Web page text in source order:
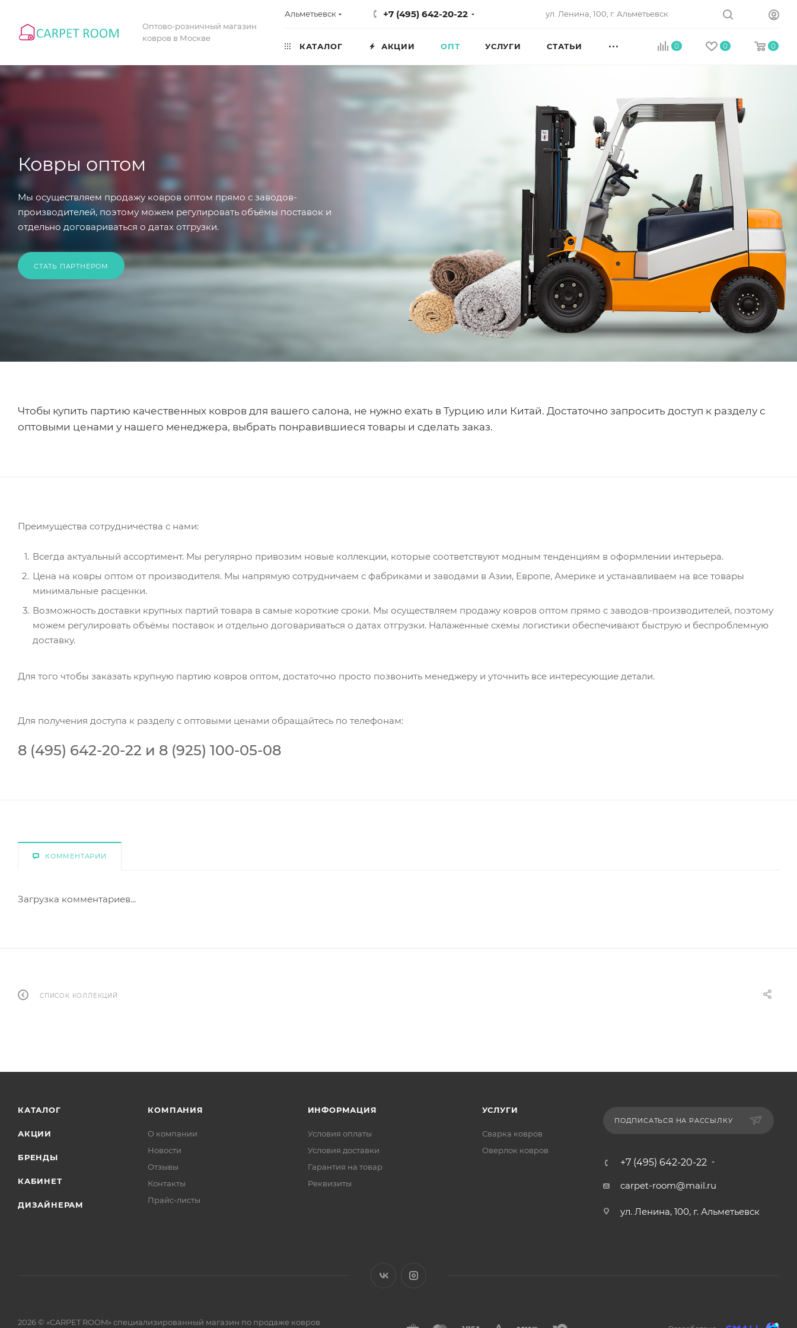
Оптово-розничный магазин
ковров в Москве
Альметьевск +7 (495) 642-20-22 ул. Ленина, 100, г. Альметьевск
0 0 0
КАТАЛОГ АКЦИИ ОПТ УСЛУГИ СТАТЬИ
Ковры оптом
Мы осуществляем продажу ковров оптом прямо с заводов-
производителей, поэтому можем регулировать объёмы поставок и
отдельно договариваться о датах отгрузки.
СТАТЬ ПАРТНЕРОМ
Чтобы купить партию качественных ковров для вашего салона, не нужно ехать в Турцию или Китай. Достаточно запросить доступ к разделу с
оптовыми ценами у нашего менеджера, выбрать понравившиеся товары и сделать заказ.
Преимущества сотрудничества с нами:
Всегда актуальный ассортимент. Мы регулярно привозим новые коллекции, которые соответствуют модным тенденциям в оформлении интерьера.
Цена на ковры оптом от производителя. Мы напрямую сотрудничаем с фабриками и заводами в Азии, Европе, Америке и устанавливаем на все товары
минимальные расценки.
Возможность доставки крупных партий товара в самые короткие сроки. Мы осуществляем продажу ковров оптом прямо с заводов-производителей, поэтому
можем регулировать объёмы поставок и отдельно договариваться о датах отгрузки. Налаженные схемы логистики обеспечивают быструю и беспроблемную
доставку.
Для того чтобы заказать крупную партию ковров оптом, достаточно просто позвонить менеджеру и уточнить все интересующие детали.
Для получения доступа к разделу с оптовыми ценами обращайтесь по телефонам:
8 (495) 642-20-22 и 8 (925) 100-05-08
КОММЕНТАРИИ
Загрузка комментариев...
СПИСОК КОЛЛЕКЦИЙ
КАТАЛОГ
АКЦИИ
БРЕНДЫ
КАБИНЕТ
ДИЗАЙНЕРАМ
КОМПАНИЯ
О компании
Новости
Отзывы
Контакты
Прайс-листы
ИНФОРМАЦИЯ
Условия оплаты
Условия доставки
Гарантия на товар
Реквизиты
УСЛУГИ
Сварка ковров
Оверлок ковров
ПОДПИСАТЬСЯ НА РАССЫЛКУ
+7 (495) 642-20-22
carpet-room@mail.ru
ул. Ленина, 100, г. Альметьевск
2026 © «CARPET ROOM» специализированный магазин по продаже ковров